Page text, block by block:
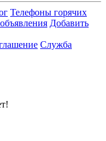
Телефоны горячих
Добавить
Служба